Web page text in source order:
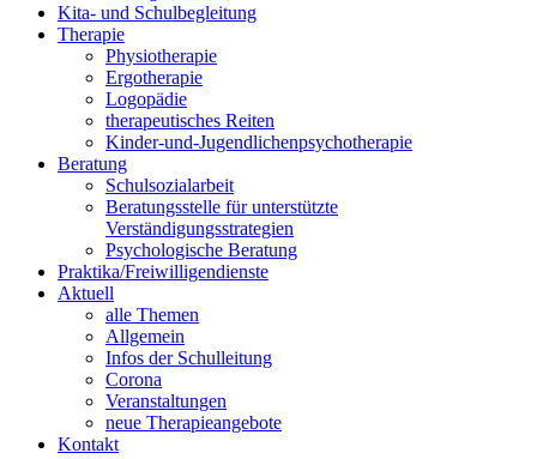
Kita- und Schulbegleitung
Therapie
Physiotherapie
Ergotherapie
Logopädie
therapeutisches Reiten
Kinder-und-Jugendlichenpsychotherapie
Beratung
Schulsozialarbeit
Beratungsstelle für unterstützte
Verständigungsstrategien
Psychologische Beratung
Praktika/Freiwilligendienste
Aktuell
alle Themen
Allgemein
Infos der Schulleitung
Corona
Veranstaltungen
neue Therapieangebote
Kontakt